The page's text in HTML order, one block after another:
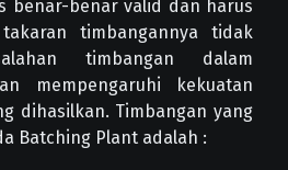
benar-benar valid dan harus
timbangannya tidak
timbangan dalam
mempengaruhi kekuatan
dihasilkan. Timbangan yang
Batching Plant adalah :